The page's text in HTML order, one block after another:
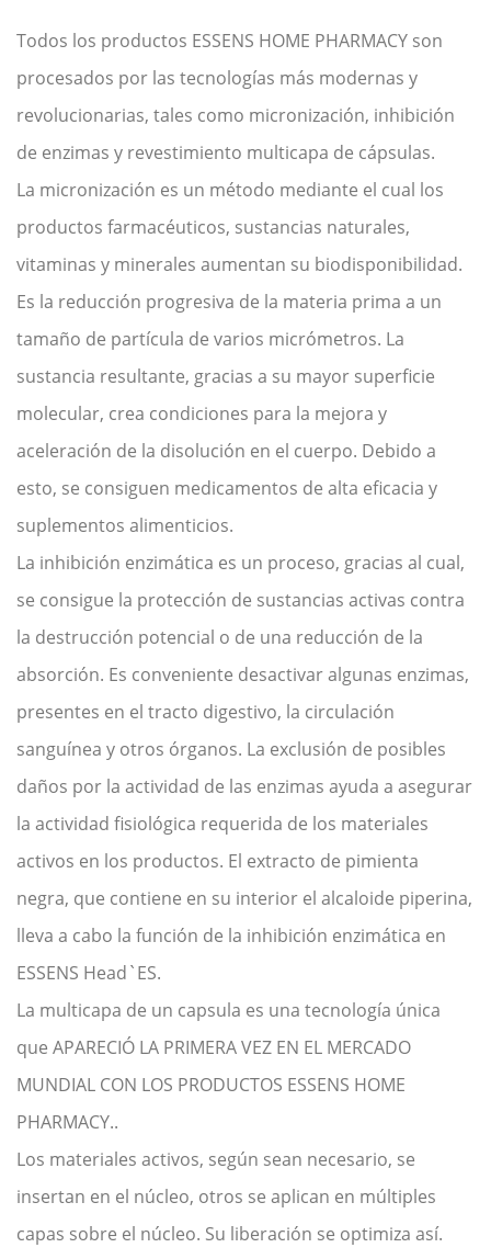
Todos los productos ESSENS HOME PHARMACY son
procesados por las tecnologías más modernas y
revolucionarias, tales como micronización, inhibición
de enzimas y revestimiento multicapa de cápsulas.
La micronización es un método mediante el cual los
productos farmacéuticos, sustancias naturales,
vitaminas y minerales aumentan su biodisponibilidad.
Es la reducción progresiva de la materia prima a un
tamaño de partícula de varios micrómetros. La
sustancia resultante, gracias a su mayor superficie
molecular, crea condiciones para la mejora y
aceleración de la disolución en el cuerpo. Debido a
esto, se consiguen medicamentos de alta eficacia y
suplementos alimenticios.
La inhibición enzimática es un proceso, gracias al cual,
se consigue la protección de sustancias activas contra
la destrucción potencial o de una reducción de la
absorción. Es conveniente desactivar algunas enzimas,
presentes en el tracto digestivo, la circulación
sanguínea y otros órganos. La exclusión de posibles
daños por la actividad de las enzimas ayuda a asegurar
la actividad fisiológica requerida de los materiales
activos en los productos. El extracto de pimienta
negra, que contiene en su interior el alcaloide piperina,
lleva a cabo la función de la inhibición enzimática en
ESSENS Head`ES.
La multicapa de un capsula es una tecnología única
que APARECIÓ LA PRIMERA VEZ EN EL MERCADO
MUNDIAL CON LOS PRODUCTOS ESSENS HOME
PHARMACY..
Los materiales activos, según sean necesario, se
insertan en el núcleo, otros se aplican en múltiples
capas sobre el núcleo. Su liberación se optimiza así.